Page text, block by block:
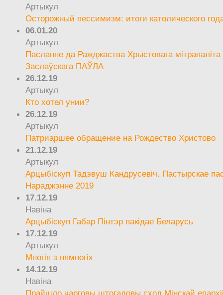
Артыкул
Осторожный пессимизм: итоги католического
06.01.20
Артыкул
Пасланне да Ражджаства Хрыстовага мітрапаліта
Заслаўскага ПАЎЛА
26.12.19
Артыкул
Кто хотел унии?
26.12.19
Артыкул
Патриаршее обращение на Рождество Христово
21.12.19
Артыкул
Арцыбіскуп Тадэвуш Кандрусевіч. Пастырскае
Нараджэнне 2019
17.12.19
Навіна
Арцыбіскуп Габар Пінтэр пакідае Беларусь
17.12.19
Артыкул
Многія з нямногіх
14.12.19
Навіна
Прайшло чарговы штогадовы сход Мінскай